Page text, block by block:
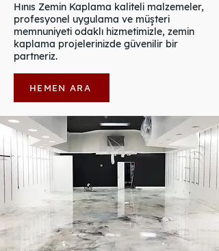
Hınıs Zemin Kaplama kaliteli malzemeler,
profesyonel uygulama ve müşteri
memnuniyeti odaklı hizmetimizle, zemin
kaplama projelerinizde güvenilir bir
partneriz.
HEMEN ARA